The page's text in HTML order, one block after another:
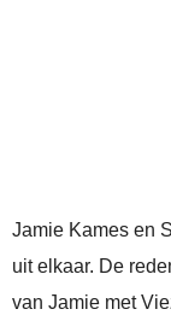
Jamie Kames en
uit elkaar. De
van Jamie met